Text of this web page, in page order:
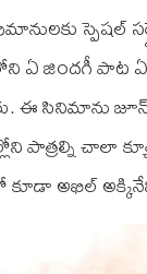
స్పెషల్
ఏ జిందగీ పాట
సినిమాను జూన్
పాత్ర‌ల్ని చాలా
అఖిల్